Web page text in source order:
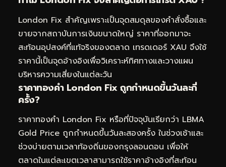
London Fix สำคัญเพราะเป็นจุดสมดุลของคำสั่งซื้อและ
ขายจากสถาบันการเงินขนาดใหญ่ ราคาที่ออกมาจะ
สะท้อนอุปสงค์ที่แท้จริงของตลาด เทรดเดอร์ XAU จึงใช้
ราคานี้เป็นจุดอ้างอิงเพื่อวิเคราะห์ทิศทางและวางแผน
บริหารความเสี่ยงในแต่ละวัน
ราคาทองคำ London Fix ถูกกำหนดขึ้นวันละกี่
ครั้ง?
ราคาทองคำ London Fix หรือที่ปัจจุบันเรียกว่า LBMA
Gold Price ถูกกำหนดขึ้นวันละสองครั้ง ในช่วงเช้าและ
ช่วงบ่ายตามเวลาท้องถิ่นของกรุงลอนดอน เพื่อให้
ตลาดในแต่ละเขตเวลาสามารถใช้ราคาอ้างอิงที่สะท้อน